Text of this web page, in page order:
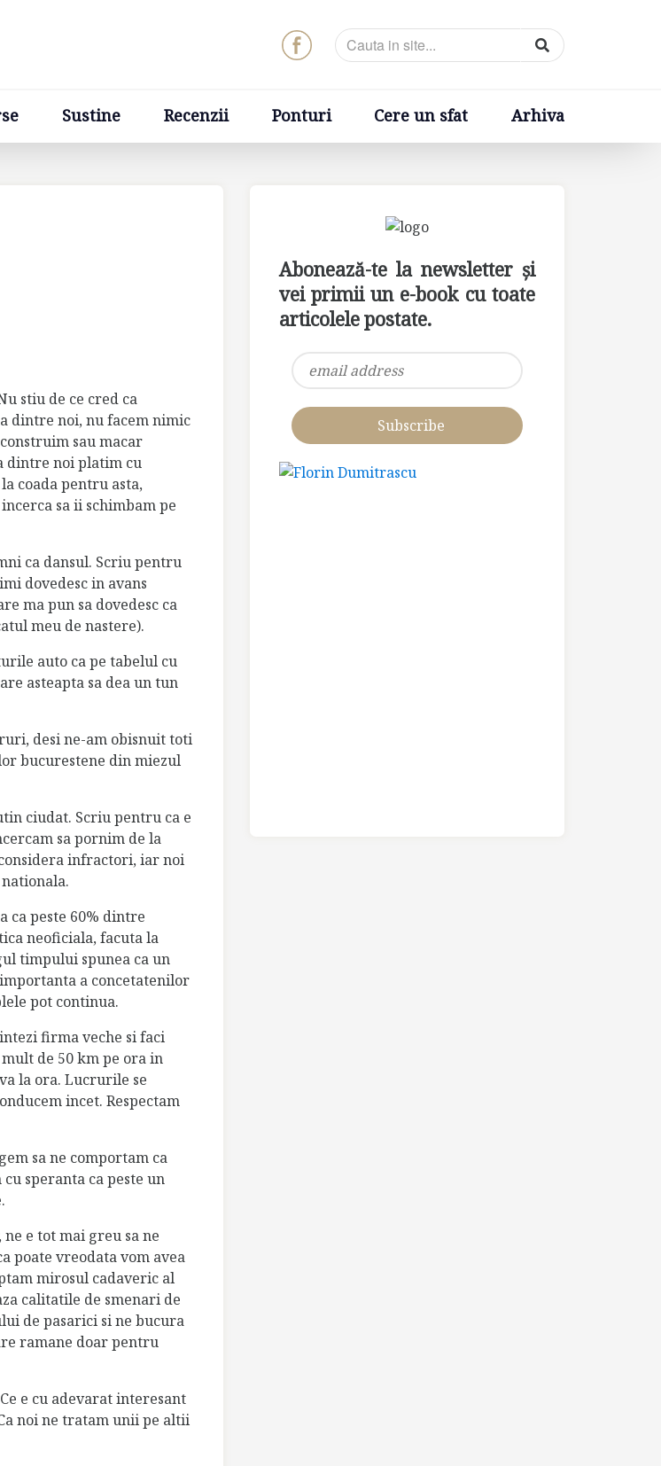
Sustine Recenzii Ponturi Cere un sfat Arhiva
stiu de ce cred ca
dintre noi, nu facem nimic
sau macar
dintre noi platim cu
coada pentru asta,
sa ii schimbam pe
ca dansul. Scriu pentru
dovedesc in avans
ma pun sa dovedesc ca
meu de nastere).
auto ca pe tabelul cu
asteapta sa dea un tun
desi ne-am obisnuit toti
bucurestene din miezul
ciudat. Scriu pentru ca e
sa pornim de la
infractori, iar noi
ca peste 60% dintre
neoficiala, facuta la
timpului spunea ca un
a concetatenilor
pot continua.
firma veche si faci
de 50 km pe ora in
la ora. Lucrurile se
incet. Respectam
sa ne comportam ca
speranta ca peste un
e tot mai greu sa ne
poate vreodata vom avea
mirosul cadaveric al
calitatile de smenari de
de pasarici si ne bucura
ramane doar pentru
e cu adevarat interesant
noi ne tratam unii pe altii
Abonează-te la newsletter și
vei primii un e-book cu toate
articolele postate.